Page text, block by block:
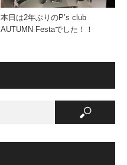
本日は2年ぶりのP’s club
AUTUMN Festaでした！！